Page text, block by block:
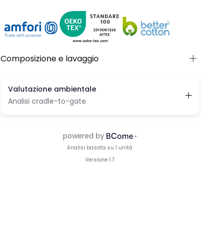
ai 16 anni. Abbinala a dei pantaloncini o a una gonna per
un look fresco e allegro in qualsiasi occasione.
Composizione e lavaggio